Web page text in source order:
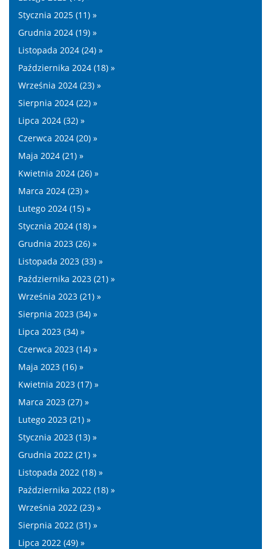
Stycznia 2025 (11) »
Grudnia 2024 (19) »
Listopada 2024 (24) »
Października 2024 (18) »
Września 2024 (23) »
Sierpnia 2024 (22) »
Lipca 2024 (32) »
Czerwca 2024 (20) »
Maja 2024 (21) »
Kwietnia 2024 (26) »
Marca 2024 (23) »
Lutego 2024 (15) »
Stycznia 2024 (18) »
Grudnia 2023 (26) »
Listopada 2023 (33) »
Października 2023 (21) »
Września 2023 (21) »
Sierpnia 2023 (34) »
Lipca 2023 (34) »
Czerwca 2023 (14) »
Maja 2023 (16) »
Kwietnia 2023 (17) »
Marca 2023 (27) »
Lutego 2023 (21) »
Stycznia 2023 (13) »
Grudnia 2022 (21) »
Listopada 2022 (18) »
Października 2022 (18) »
Września 2022 (23) »
Sierpnia 2022 (31) »
Lipca 2022 (49) »